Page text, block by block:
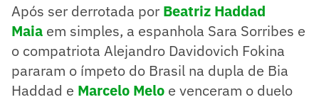
Após ser derrotada por Beatriz Haddad
Maia em simples, a espanhola Sara Sorribes e
o compatriota Alejandro Davidovich Fokina
pararam o ímpeto do Brasil na dupla de Bia
Haddad e Marcelo Melo e venceram o duelo